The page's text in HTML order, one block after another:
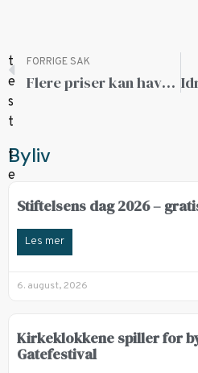
FORRIGE SAK
Flere priser kan havne i Ålesund
Byliv
Stiftelsens dag 2026 –
Les mer
6. august, 2026
Kirkeklokkene spiller for
Gatefestival